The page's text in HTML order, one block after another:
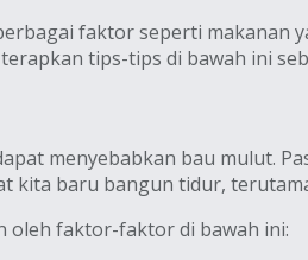
faktor seperti makanan
tips-tips di bawah ini
menyebabkan bau mulut.
kita baru bangun tidur,
oleh faktor-faktor di bawah ini: